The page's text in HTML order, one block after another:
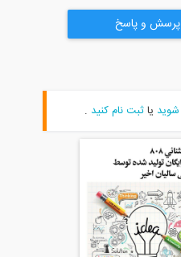
و پاسخ
یاثبت نام کنید.